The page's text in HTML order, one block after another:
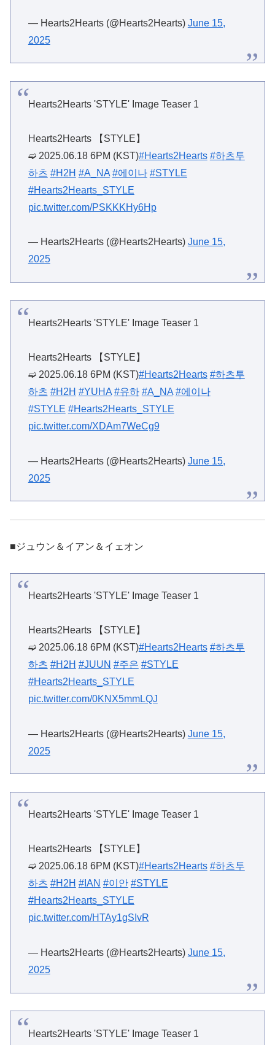
— Hearts2Hearts (@Hearts2Hearts) June 15,
2025
Hearts2Hearts 'STYLE' Image Teaser 1
Hearts2Hearts 【STYLE】
➫ 2025.06.18 6PM (KST)#Hearts2Hearts #하츠투
하츠 #H2H #A_NA #에이나 #STYLE
#Hearts2Hearts_STYLE
pic.twitter.com/PSKKKHy6Hp
— Hearts2Hearts (@Hearts2Hearts) June 15,
2025
Hearts2Hearts 'STYLE' Image Teaser 1
Hearts2Hearts 【STYLE】
➫ 2025.06.18 6PM (KST)#Hearts2Hearts #하츠투
하츠 #H2H #YUHA #유하 #A_NA #에이나
#STYLE #Hearts2Hearts_STYLE
pic.twitter.com/XDAm7WeCg9
— Hearts2Hearts (@Hearts2Hearts) June 15,
2025
■ジュウン＆イアン＆イェオン
Hearts2Hearts 'STYLE' Image Teaser 1
Hearts2Hearts 【STYLE】
➫ 2025.06.18 6PM (KST)#Hearts2Hearts #하츠투
하츠 #H2H #JUUN #주은 #STYLE
#Hearts2Hearts_STYLE
pic.twitter.com/0KNX5mmLQJ
— Hearts2Hearts (@Hearts2Hearts) June 15,
2025
Hearts2Hearts 'STYLE' Image Teaser 1
Hearts2Hearts 【STYLE】
➫ 2025.06.18 6PM (KST)#Hearts2Hearts #하츠투
하츠 #H2H #IAN #이안 #STYLE
#Hearts2Hearts_STYLE
pic.twitter.com/HTAy1gSIvR
— Hearts2Hearts (@Hearts2Hearts) June 15,
2025
Hearts2Hearts 'STYLE' Image Teaser 1